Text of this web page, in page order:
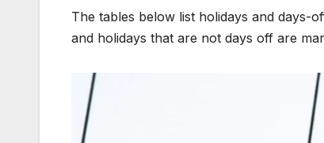
The tables below list holidays and days-
and holidays that are not days off are